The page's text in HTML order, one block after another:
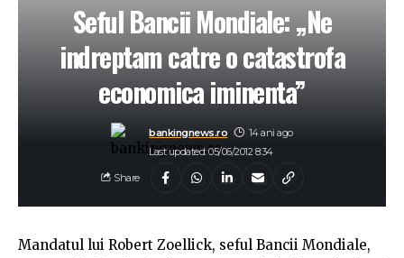
Seful Bancii Mondiale: „Ne
indreptam catre o catastrofa
economica iminenta”
Last updated: 05/06/2012 8:34
bankingnews.ro 14 ani ago
Share
Mandatul lui Robert Zoellick, seful Bancii Mondiale,